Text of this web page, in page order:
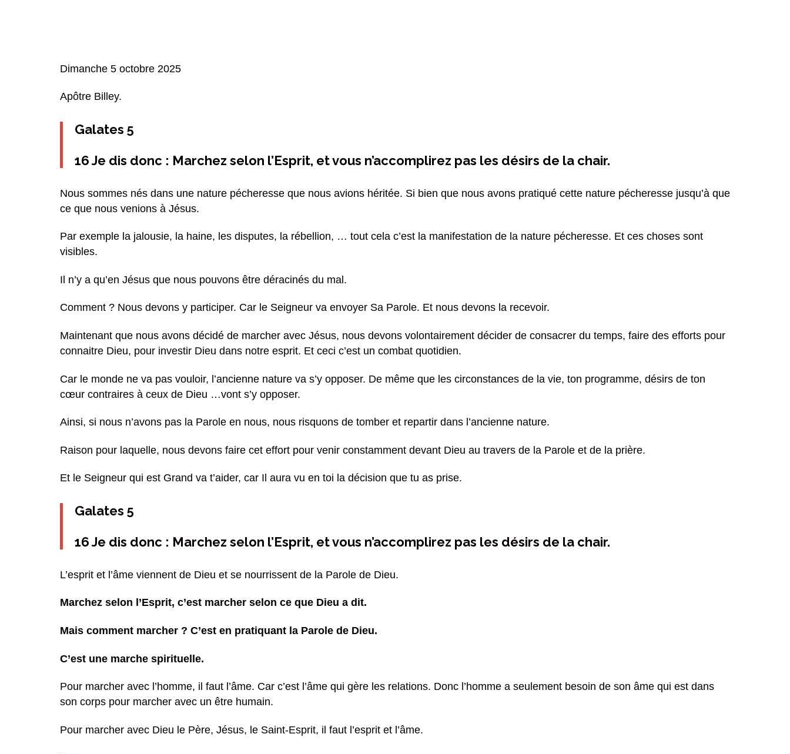
Dimanche 5 octobre 2025
Apôtre Billey.
Galates 5
16 Je dis donc : Marchez selon l’Esprit, et vous n’accomplirez pas les désirs de la chair.
Nous sommes nés dans une nature pécheresse que nous avions héritée. Si bien que nous avons pratiqué cette nature pécheresse jusqu’à que
ce que nous venions à Jésus.
Par exemple la jalousie, la haine, les disputes, la rébellion, … tout cela c’est la manifestation de la nature pécheresse. Et ces choses sont
visibles.
Il n’y a qu’en Jésus que nous pouvons être déracinés du mal.
Comment ? Nous devons y participer. Car le Seigneur va envoyer Sa Parole. Et nous devons la recevoir.
Maintenant que nous avons décidé de marcher avec Jésus, nous devons volontairement décider de consacrer du temps, faire des efforts pour
connaitre Dieu, pour investir Dieu dans notre esprit. Et ceci c’est un combat quotidien.
Car le monde ne va pas vouloir, l’ancienne nature va s’y opposer. De même que les circonstances de la vie, ton programme, désirs de ton
cœur contraires à ceux de Dieu …vont s’y opposer.
Ainsi, si nous n’avons pas la Parole en nous, nous risquons de tomber et repartir dans l’ancienne nature.
Raison pour laquelle, nous devons faire cet effort pour venir constamment devant Dieu au travers de la Parole et de la prière.
Et le Seigneur qui est Grand va t’aider, car Il aura vu en toi la décision que tu as prise.
Galates 5
16 Je dis donc : Marchez selon l’Esprit, et vous n’accomplirez pas les désirs de la chair.
L’esprit et l’âme viennent de Dieu et se nourrissent de la Parole de Dieu.
Marchez selon l’Esprit, c’est marcher selon ce que Dieu a dit.
Mais comment marcher ? C’est en pratiquant la Parole de Dieu.
C’est une marche spirituelle.
Pour marcher avec l’homme, il faut l’âme. Car c’est l’âme qui gère les relations. Donc l’homme a seulement besoin de son âme qui est dans
son corps pour marcher avec un être humain.
Pour marcher avec Dieu le Père, Jésus, le Saint-Esprit, il faut l’esprit et l’âme.